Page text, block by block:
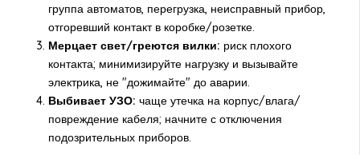
группа автоматов, перегрузка, неисправный прибор,
отгоревший контакт в коробке/розетке.
Мерцает свет/греются вилки: риск плохого
контакта; минимизируйте нагрузку и вызывайте
электрика, не "дожимайте" до аварии.
Выбивает УЗО: чаще утечка на корпус/влага/
повреждение кабеля; начните с отключения
подозрительных приборов.